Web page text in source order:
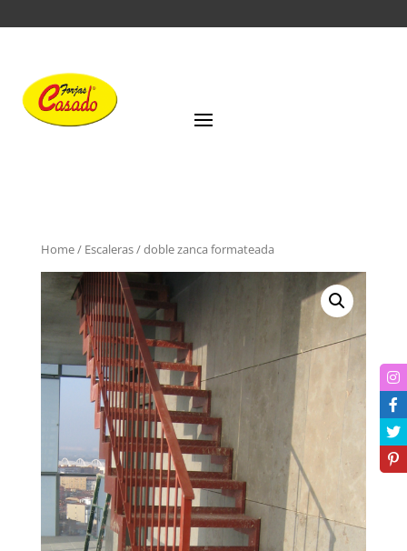
Home/ Escaleras/ doble zanca formateada